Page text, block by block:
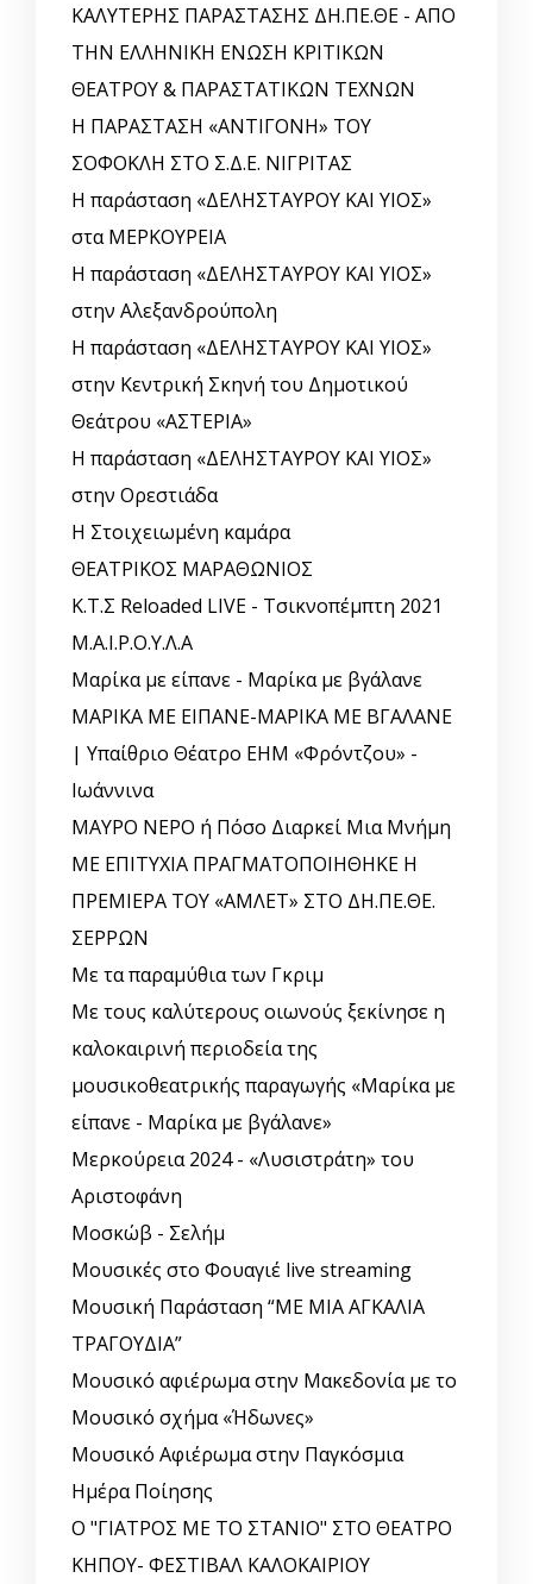
ΚΑΛΥΤΕΡΗΣ ΠΑΡΑΣΤΑΣΗΣ ΔΗ.ΠΕ.ΘΕ - ΑΠΟ
ΤΗΝ ΕΛΛΗΝΙΚΗ ΕΝΩΣΗ ΚΡΙΤΙΚΩΝ
ΘΕΑΤΡΟΥ & ΠΑΡΑΣΤΑΤΙΚΩΝ ΤΕΧΝΩΝ
Η ΠΑΡΑΣΤΑΣΗ «ΑΝΤΙΓΟΝΗ» ΤΟΥ
ΣΟΦΟΚΛΗ ΣΤΟ Σ.Δ.Ε. ΝΙΓΡΙΤΑΣ
Η παράσταση «ΔΕΛΗΣΤΑΥΡΟΥ ΚΑΙ ΥΙΟΣ»
στα ΜΕΡΚΟΥΡΕΙΑ
Η παράσταση «ΔΕΛΗΣΤΑΥΡΟΥ ΚΑΙ ΥΙΟΣ»
στην Αλεξανδρούπολη
Η παράσταση «ΔΕΛΗΣΤΑΥΡΟΥ ΚΑΙ ΥΙΟΣ»
στην Κεντρική Σκηνή του Δημοτικού
Θεάτρου «ΑΣΤΕΡΙΑ»
Η παράσταση «ΔΕΛΗΣΤΑΥΡΟΥ ΚΑΙ ΥΙΟΣ»
στην Ορεστιάδα
Η Στοιχειωμένη καμάρα
ΘΕΑΤΡΙΚΟΣ ΜΑΡΑΘΩΝΙΟΣ
Κ.Τ.Σ Reloaded LIVE - Τσικνοπέμπτη 2021
Μ.Α.Ι.Ρ.Ο.Υ.Λ.Α
Μαρίκα με είπανε - Μαρίκα με βγάλανε
ΜΑΡΙΚΑ ΜΕ ΕΙΠΑΝΕ-ΜΑΡΙΚΑ ΜΕ ΒΓΑΛΑΝΕ
| Υπαίθριο Θέατρο ΕΗΜ «Φρόντζου» -
Ιωάννινα
ΜΑΥΡΟ ΝΕΡΟ ή Πόσο Διαρκεί Μια Μνήμη
ΜΕ ΕΠΙΤΥΧΙΑ ΠΡΑΓΜΑΤΟΠΟΙΗΘΗΚΕ Η
ΠΡΕΜΙΕΡΑ ΤΟΥ «ΑΜΛΕΤ» ΣΤΟ ΔΗ.ΠΕ.ΘΕ.
ΣΕΡΡΩΝ
Με τα παραμύθια των Γκριμ
Με τους καλύτερους οιωνούς ξεκίνησε η
καλοκαιρινή περιοδεία της
μουσικοθεατρικής παραγωγής «Μαρίκα με
είπανε - Μαρίκα με βγάλανε»
Μερκούρεια 2024 - «Λυσιστράτη» του
Αριστοφάνη
Μοσκώβ - Σελήμ
Μουσικές στο Φουαγιέ live streaming
Μουσική Παράσταση “ΜΕ ΜΙΑ ΑΓΚΑΛΙΑ
ΤΡΑΓΟΥΔΙΑ”
Μουσικό αφιέρωμα στην Μακεδονία με το
Μουσικό σχήμα «Ήδωνες»
Μουσικό Αφιέρωμα στην Παγκόσμια
Ημέρα Ποίησης
Ο "ΓΙΑΤΡΟΣ ΜΕ ΤΟ ΣΤΑΝΙΟ" ΣΤΟ ΘΕΑΤΡΟ
ΚΗΠΟΥ- ΦΕΣΤΙΒΑΛ ΚΑΛΟΚΑΙΡΙΟΥ